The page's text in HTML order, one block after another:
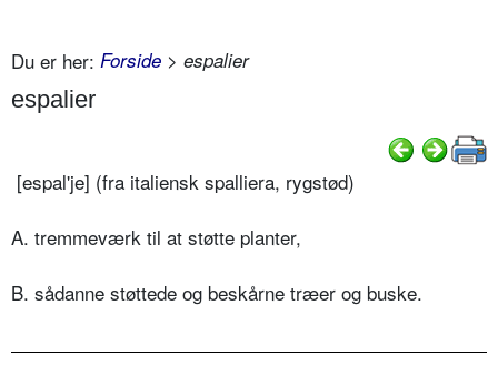
Du er her: Forside > espalier
espalier
[espal'je] (fra italiensk spalliera, rygstød)
A. tremmeværk til at støtte planter,
B. sådanne støttede og beskårne træer og buske.